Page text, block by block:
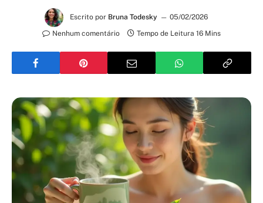
Escrito por Bruna Todesky
05/02/2026
Nenhum comentário
Tempo de Leitura 16 Mins